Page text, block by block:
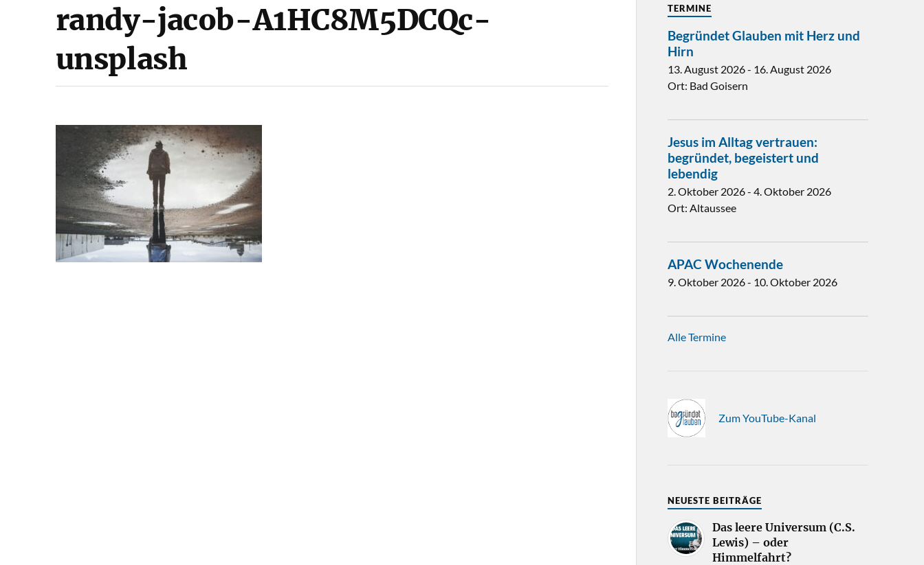
randy-jacob-A1HC8M5DCQc-
unsplash
TERMINE
Begründet Glauben mit Herz und
Hirn
13. August 2026- 16. August 2026
Ort: Bad Goisern
Jesus im Alltag vertrauen:
begründet, begeistert und
lebendig
2. Oktober 2026- 4. Oktober 2026
Ort: Altaussee
APAC Wochenende
9. Oktober 2026- 10. Oktober 2026
Alle Termine
Zum YouTube-Kanal
NEUESTE BEITRÄGE
Das leere Universum (C.S.
Lewis) – oder
Himmelfahrt?